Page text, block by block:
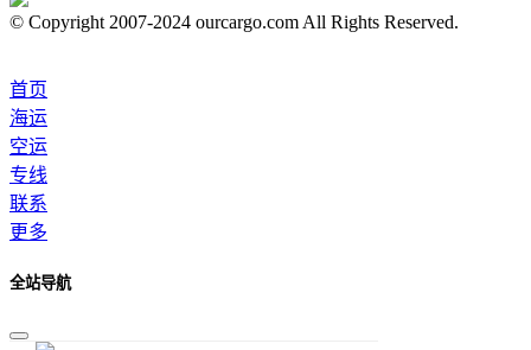
© Copyright 2007-2024 ourcargo.com All Rights Reserved.
首页
海运
空运
专线
联系
更多
全站导航